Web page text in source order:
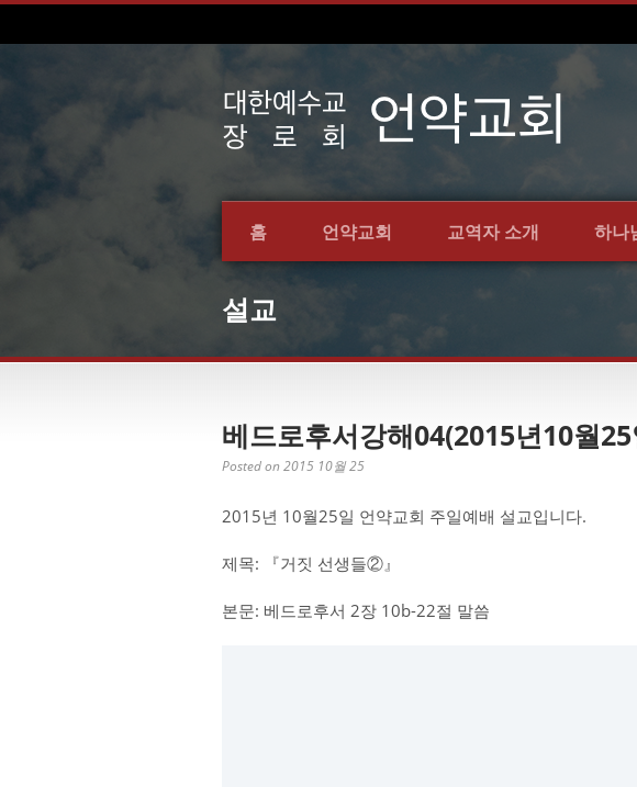
홈 언약교회 교역자 소개 하나
설교
베드로후서강해04(2015년10월
Posted on 2015 10월 25
2015년 10월25일 언약교회 주일예배 설교입니다.
제목: 『거짓 선생들②』
본문: 베드로후서 2장 10b-22절 말씀